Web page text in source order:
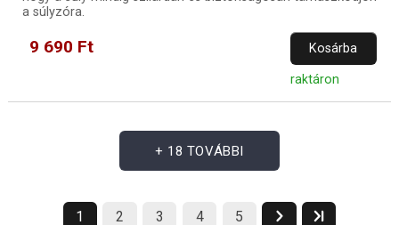
a súlyzóra.
9 690 Ft Kosárba
raktáron
+ 18 TOVÁBBI
1 2 3 4 5